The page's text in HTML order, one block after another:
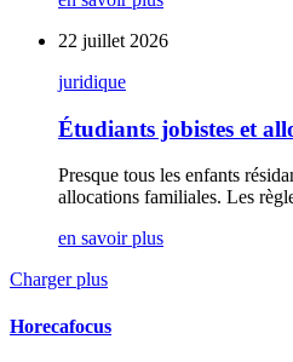
22 juillet 2026
juridique
Étudiants jobistes et
Presque tous les enfants
allocations familiales. Les
en savoir plus
Charger plus
Horecafocus